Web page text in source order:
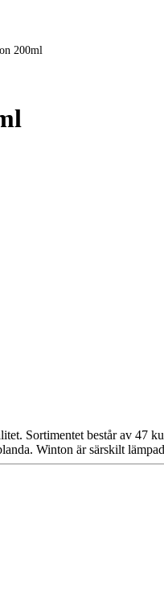
200ml
Sortimentet består av 47
Winton är särskilt